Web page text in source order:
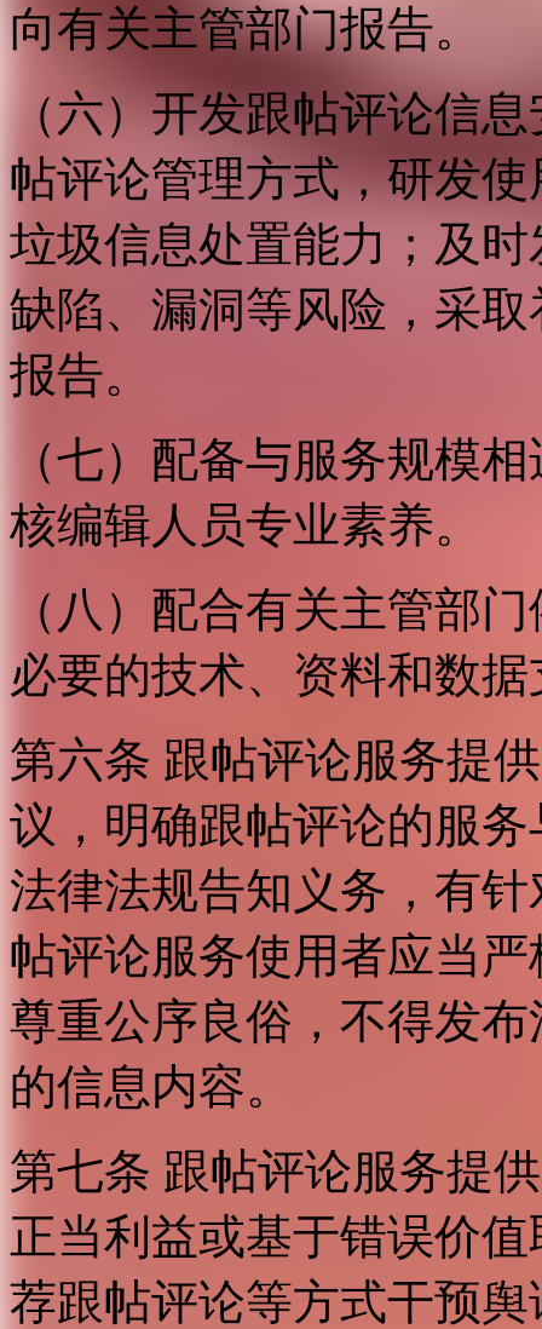
向有关主管部门报告。
（六）开发跟帖评论信
帖评论管理方式，研发
垃圾信息处置能力；及
缺陷、漏洞等风险，采
报告。
（七）配备与服务规模
核编辑人员专业素养。
（八）配合有关主管部
必要的技术、资料和数
第六条 跟帖评论服务提
议，明确跟帖评论的服
法律法规告知义务，有
帖评论服务使用者应当
尊重公序良俗，不得发
的信息内容。
第七条 跟帖评论服务提
正当利益或基于错误价
荐跟帖评论等方式干预